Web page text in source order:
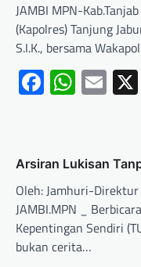
JAMBI MPN-
(Kapolres) Tanjung
S.I.K., bersama
Facebook
Arsiran Lukisan
Oleh: Jamhuri-
JAMBI.MPN _
Kepentingan Sendiri
bukan cerita…